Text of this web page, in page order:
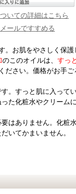
いての詳細はこちら
ールですすめる
。お肌をやさしく保護
のこのオイルは、 すっ
さい。価格がお手ご
。すっと肌に入って
た化粧水やクリーム
はありません。化粧
いてかまいません。